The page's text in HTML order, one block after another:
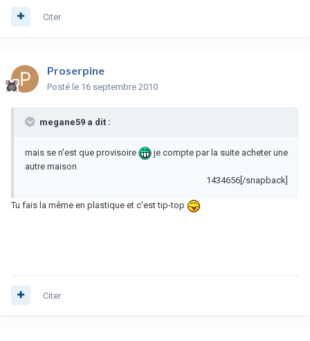
Citer
Proserpine
Posté le 16 septembre 2010
megane59 a dit :
mais se n'est que provisoire
je compte par la suite acheter une
autre maison
1434656[/snapback]
Tu fais la même en plastique et c'est tip-top
Citer